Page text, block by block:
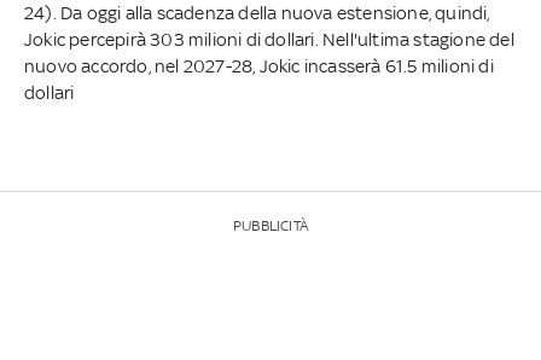
24). Da oggi alla scadenza della nuova estensione, quindi,
Jokic percepirà 303 milioni di dollari. Nell'ultima stagione del
nuovo accordo, nel 2027-28, Jokic incasserà 61.5 milioni di
dollari
PUBBLICITÀ